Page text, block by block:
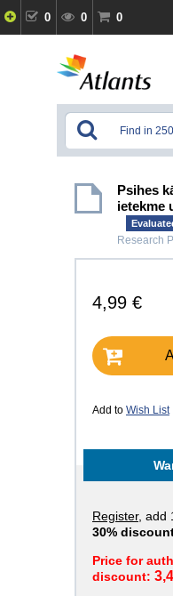
0 0 0
Psihes
ietekme
Research
4,99 €
Add to Wish List
Register, add
30%
Price for
discount: